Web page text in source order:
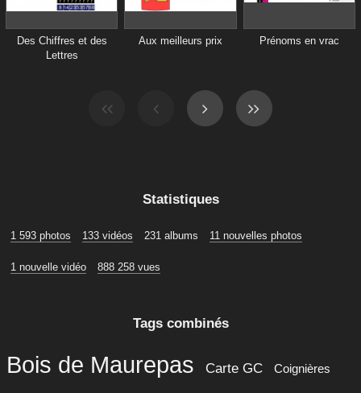
Des Chiffres et des
Lettres
Aux meilleurs prix Prénoms en vrac
Statistiques
1 593 photos 133 vidéos 231 albums 11 nouvelles photos
1 nouvelle vidéo 888 258 vues
Tags combinés
Bois de Maurepas Carte GC Coignières